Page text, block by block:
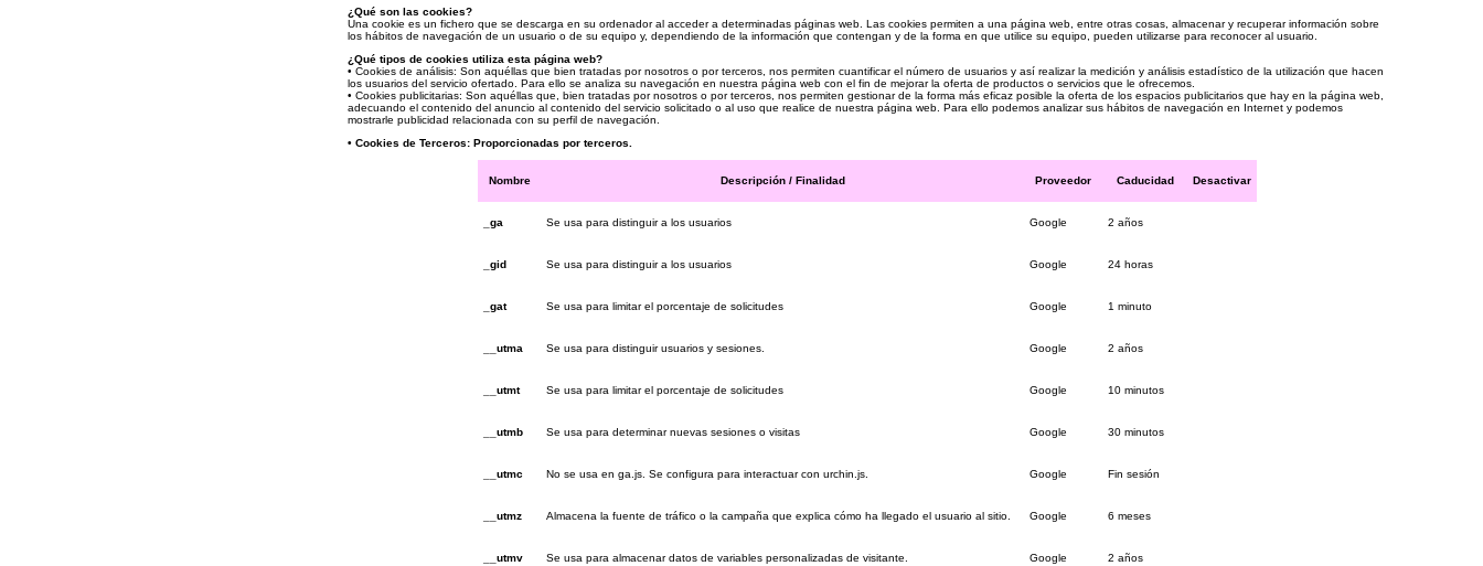
¿Qué son las cookies?
Una cookie es un fichero que se descarga en su ordenador al acceder a determinadas páginas web. Las cookies permiten a una página web, entre otras cosas, almacenar y recuperar información sobre
los hábitos de navegación de un usuario o de su equipo y, dependiendo de la información que contengan y de la forma en que utilice su equipo, pueden utilizarse para reconocer al usuario.
¿Qué tipos de cookies utiliza esta página web?
• Cookies de análisis: Son aquéllas que bien tratadas por nosotros o por terceros, nos permiten cuantificar el número de usuarios y así realizar la medición y análisis estadístico de la utilización que hacen
los usuarios del servicio ofertado. Para ello se analiza su navegación en nuestra página web con el fin de mejorar la oferta de productos o servicios que le ofrecemos.
• Cookies publicitarias: Son aquéllas que, bien tratadas por nosotros o por terceros, nos permiten gestionar de la forma más eficaz posible la oferta de los espacios publicitarios que hay en la página web,
adecuando el contenido del anuncio al contenido del servicio solicitado o al uso que realice de nuestra página web. Para ello podemos analizar sus hábitos de navegación en Internet y podemos
mostrarle publicidad relacionada con su perfil de navegación.
• Cookies de Terceros: Proporcionadas por terceros.
Nombre Descripción / Finalidad Proveedor Caducidad Desactivar
_ga Se usa para distinguir a los usuarios Google 2 años
_gid Se usa para distinguir a los usuarios Google 24 horas
_gat Se usa para limitar el porcentaje de solicitudes Google 1 minuto
__utma Se usa para distinguir usuarios y sesiones. Google 2 años
__utmt Se usa para limitar el porcentaje de solicitudes Google 10 minutos
__utmb Se usa para determinar nuevas sesiones o visitas Google 30 minutos
__utmc No se usa en ga.js. Se configura para interactuar con urchin.js. Google Fin sesión
__utmz Almacena la fuente de tráfico o la campaña que explica cómo ha llegado el usuario al sitio. Google 6 meses
__utmv Se usa para almacenar datos de variables personalizadas de visitante. Google 2 años